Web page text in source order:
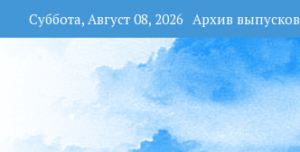
Суббота, Август 08, 2026 Архив выпусков